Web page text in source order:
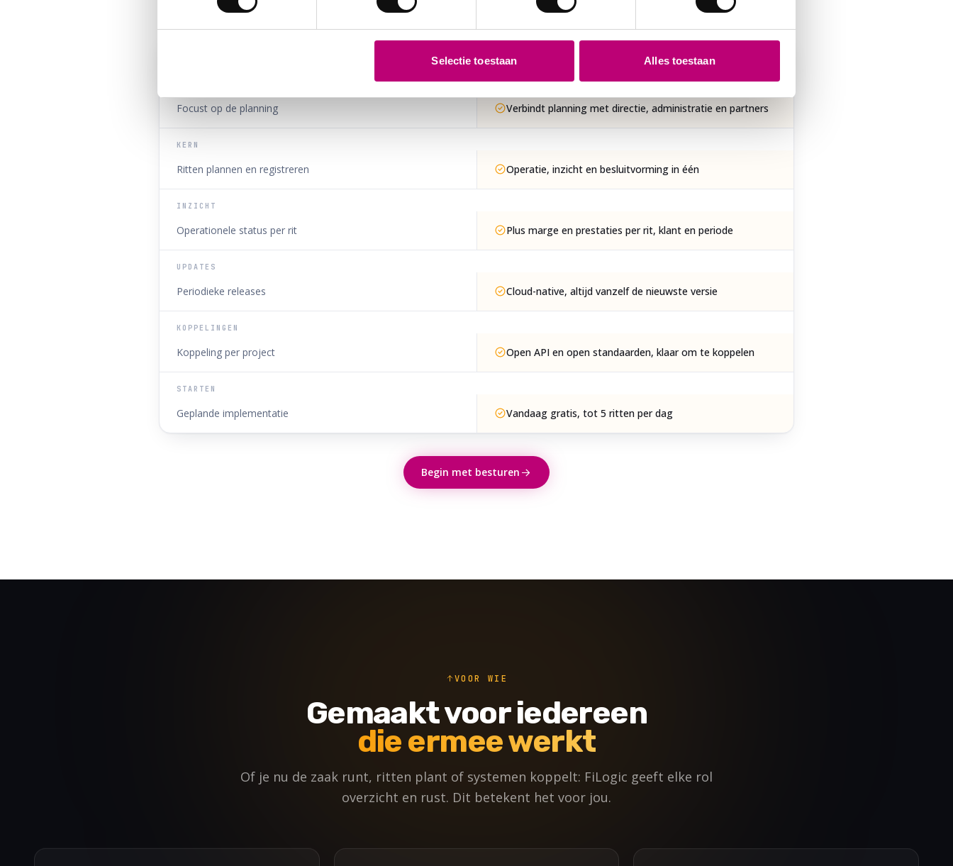
Selectie toestaan Alles toestaan
Focust op de planning Verbindt planning met directie, administratie en partners
KERN
Ritten plannen en registreren Operatie, inzicht en besluitvorming in één
INZICHT
Operationele status per rit Plus marge en prestaties per rit, klant en periode
UPDATES
Periodieke releases Cloud-native, altijd vanzelf de nieuwste versie
KOPPELINGEN
Koppeling per project Open API en open standaarden, klaar om te koppelen
STARTEN
Geplande implementatie Vandaag gratis, tot 5 ritten per dag
Begin met besturen
VOOR WIE
Gemaakt voor iedereen
die ermee werkt
Of je nu de zaak runt, ritten plant of systemen koppelt: FiLogic geeft elke rol
overzicht en rust. Dit betekent het voor jou.